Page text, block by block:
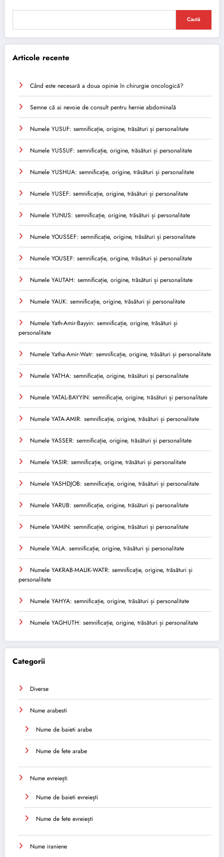
Caută
Articole recente
Când este necesară a doua opinie în chirurgie oncologică?
Semne că ai nevoie de consult pentru hernie abdominală
Numele YUSUF: semnificație, origine, trăsături și personalitate
Numele YUSSUF: semnificație, origine, trăsături și personalitate
Numele YUSHUA: semnificație, origine, trăsături și personalitate
Numele YUSEF: semnificație, origine, trăsături și personalitate
Numele YUNUS: semnificație, origine, trăsături și personalitate
Numele YOUSSEF: semnificație, origine, trăsături și personalitate
Numele YOUSEF: semnificație, origine, trăsături și personalitate
Numele YAUTAH: semnificație, origine, trăsături și personalitate
Numele YAUK: semnificație, origine, trăsături și personalitate
Numele Yath-Amir-Bayyin: semnificație, origine, trăsături și
personalitate
Numele Yatha-Amir-Watr: semnificație, origine, trăsături și personalitate
Numele YATHA: semnificație, origine, trăsături și personalitate
Numele YATAL-BAYYIN: semnificație, origine, trăsături și personalitate
Numele YATA-AMIR: semnificație, origine, trăsături și personalitate
Numele YASSER: semnificație, origine, trăsături și personalitate
Numele YASIR: semnificație, origine, trăsături și personalitate
Numele YASHDJOB: semnificație, origine, trăsături și personalitate
Numele YARUB: semnificație, origine, trăsături și personalitate
Numele YAMIN: semnificație, origine, trăsături și personalitate
Numele YALA: semnificație, origine, trăsături și personalitate
Numele YAKRAB-MALIK-WATR: semnificație, origine, trăsături și
personalitate
Numele YAHYA: semnificație, origine, trăsături și personalitate
Numele YAGHUTH: semnificație, origine, trăsături și personalitate
Categorii
Diverse
Nume arabesti
Nume de baieti arabe
Nume de fete arabe
Nume evreiești
Nume de baieti evreiești
Nume de fete evreiești
Nume iraniene